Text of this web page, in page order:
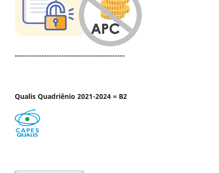
---------------------------------------------
Qualis Quadriênio 2021-2024 = B2